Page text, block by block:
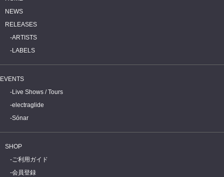
NEWS
RELEASES
ARTISTS
LABELS
EVENTS
Live Shows / Tours
electraglide
Sónar
SHOP
ご利用ガイド
会員登録